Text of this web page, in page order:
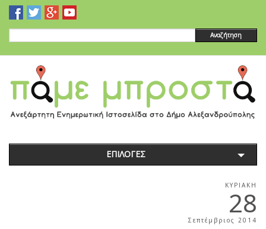
Αναζήτηση
ΕΠΙΛΟΓΕΣ
ΚΥΡΙΑΚΉ
28
Σεπτέμβριος 2014